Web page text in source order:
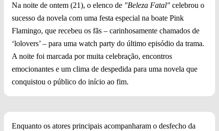
Na noite de ontem (21), o elenco de "Beleza Fatal" celebrou o
sucesso da novela com uma festa especial na boate Pink
Flamingo, que recebeu os fãs – carinhosamente chamados de
‘lolovers’ – para uma watch party do último episódio da trama.
A noite foi marcada por muita celebração, encontros
emocionantes e um clima de despedida para uma novela que
conquistou o público do início ao fim.
Enquanto os atores principais acompanharam o desfecho da